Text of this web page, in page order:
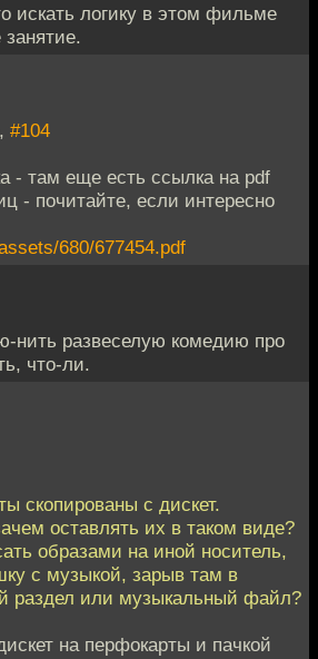
искать логику в этом фильме
#104
- там еще есть ссылка на pdf
- почитайте, если интересно
680/677454.pdf
нить развеселую комедию про
что-ли.
скопированы с дискет.
оставлять их в таком виде?
образами на иной носитель,
с музыкой, зарыв там в
раздел или музыкальный файл?
на перфокарты и пачкой